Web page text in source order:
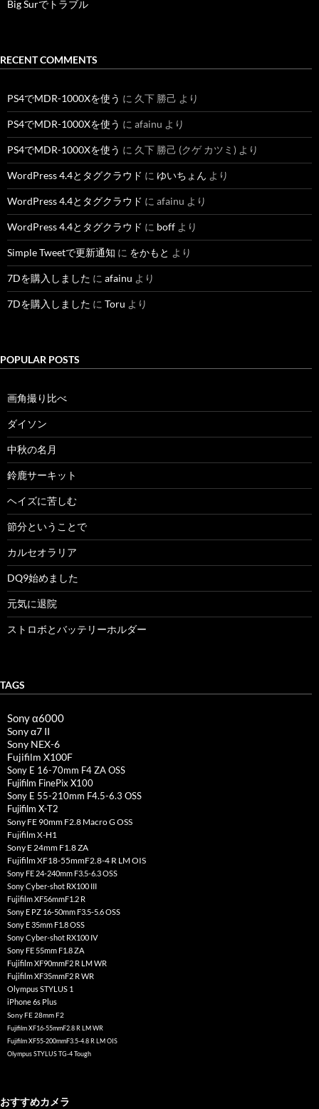
Big Surでトラブル
RECENT COMMENTS
PS4でMDR-1000Xを使う に 久下 勝己 より
PS4でMDR-1000Xを使う に afainu より
PS4でMDR-1000Xを使う に 久下 勝己 (クゲ カツミ) より
WordPress 4.4とタグクラウド に ゆいちょん より
WordPress 4.4とタグクラウド に afainu より
WordPress 4.4とタグクラウド に boff より
Simple Tweetで更新通知 に をかもと より
7Dを購入しました に afainu より
7Dを購入しました に Toru より
POPULAR POSTS
画角撮り比べ
ダイソン
中秋の名月
鈴鹿サーキット
ヘイズに苦しむ
節分ということで
カルセオラリア
DQ9始めました
元気に退院
ストロボとバッテリーホルダー
TAGS
Sony α6000
Sony α7 II
Sony NEX-6
Fujifilm X100F
Sony E 16-70mm F4 ZA OSS
Fujifilm FinePix X100
Sony E 55-210mm F4.5-6.3 OSS
Fujifilm X-T2
Sony FE 90mm F2.8 Macro G OSS
Fujifilm X-H1
Sony E 24mm F1.8 ZA
Fujifilm XF18-55mmF2.8-4 R LM OIS
Sony FE 24-240mm F3.5-6.3 OSS
Sony Cyber-shot RX100 III
Fujifilm XF56mmF1.2 R
Sony E PZ 16-50mm F3.5-5.6 OSS
Sony E 35mm F1.8 OSS
Sony Cyber-shot RX100 IV
Sony FE 55mm F1.8 ZA
Fujifilm XF90mmF2 R LM WR
Fujifilm XF35mmF2 R WR
Olympus STYLUS 1
iPhone 6s Plus
Sony FE 28mm F2
Fujifilm XF16-55mmF2.8 R LM WR
Fujifilm XF55-200mmF3.5-4.8 R LM OIS
Olympus STYLUS TG-4 Tough
おすすめカメラ